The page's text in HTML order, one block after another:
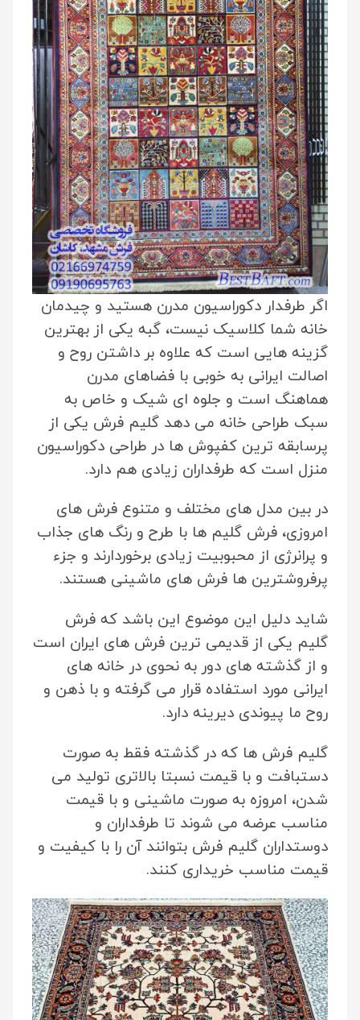
اگر طرفدار دکوراسیون مدرن هستید و چیدمان
خانه شما کلاسیک نیست، گبه یکی از بهترین
گزینه هایی است که علاوه بر داشتن روح و
اصالت ایرانی به خوبی با فضاهای مدرن
هماهنگ است و جلوه ای شیک و خاص به
سبک طراحی خانه می دهد گلیم فرش یکی از
پرسابقه ترین کفپوش ها در طراحی دکوراسیون
منزل است که طرفداران زیادی هم دارد.
در بین مدل های مختلف و متنوع فرش های
امروزی، فرش گلیم ها با طرح و رنگ های جذاب
و پرانرژی از محبوبیت زیادی برخوردارند و جزء
پرفروشترین ها فرش های ماشینی هستند.
شاید دلیل این موضوع این باشد که فرش
گلیم یکی از قدیمی ترین فرش های ایران است
و از گذشته های دور به نحوی در خانه های
ایرانی مورد استفاده قرار می گرفته و با ذهن و
روح ما پیوندی دیرینه دارد.
گلیم فرش ها که در گذشته فقط به صورت
دستبافت و با قیمت نسبتا بالاتری تولید می
شدن، امروزه به صورت ماشینی و با قیمت
مناسب عرضه می شوند تا طرفداران و
دوستداران گلیم فرش بتوانند آن را با کیفیت و
قیمت مناسب خریداری کنند.